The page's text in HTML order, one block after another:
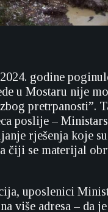
godine
u Mostaru nije
pretrpanosti”.
poslije –
rješenja koje
čiji se materijal
uposlenici
više adresa – da